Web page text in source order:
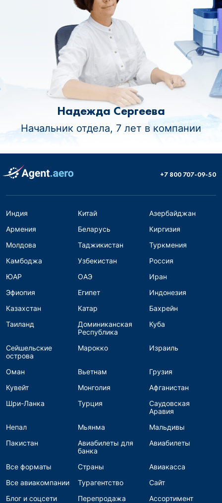
Надежда Сергеева
Начальник отдела, 7 лет в компании
+7 800 707-09-50
Индия Китай
Азербайджан
Армения
Беларусь
Киргизия
Молдова
Таджикистан
Туркмения
Камбоджа
Узбекистан
Россия
ЮАР
ОАЭ
Иран
Эфиопия
Египет
Индонезия
Казахстан
Катар
Бахрейн
Таиланд
Доминиканская
Республика
Куба
Сейшельские
острова
Марокко Израиль
Оман Вьетнам
Грузия
Кувейт
Монголия
Афганистан
Шри-Ланка
Турция
Саудовская
Аравия
Непал
Мьянма
Мальдивы
Пакистан
Авиабилеты для
банка
Авиабилеты
Все форматы Страны
Авиакасса
Все авиакомпании
Турагентство
Сайт
Блог и соцсети
Перепродажа
Ассортимент